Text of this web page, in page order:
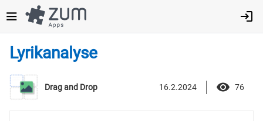
zum
Inhalt
Lyrikanalyse
Drag and Drop 16.2.2024 76